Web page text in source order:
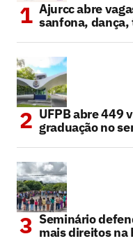
Ajurcc abre
sanfona, dança,
UFPB abre 449
graduação no
Seminário
mais direitos na